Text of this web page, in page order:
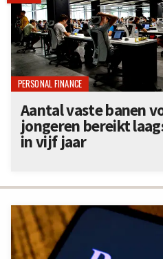
PERSONAL FINANCE
Aantal vaste banen
jongeren bereikt
in vijf jaar